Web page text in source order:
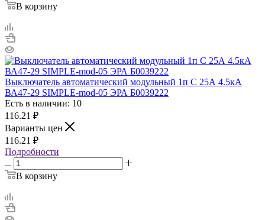
В корзину
Выключатель автоматический модульный 1п C 25А 4.5кА
ВА47-29 SIMPLE-mod-05 ЭРА Б0039222
Есть в наличии: 10
116.21 ₽
Варианты цен
116.21 ₽
Подробности
В корзину